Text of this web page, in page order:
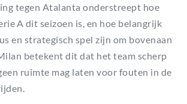
tegen Atalanta onderstreept hoe
A dit seizoen is, en hoe belangrijk
en strategisch spel zijn om bovenaan
betekent dit dat het team scherp
ruimte mag laten voor fouten in de